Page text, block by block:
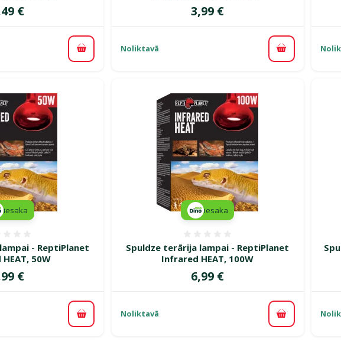
€
Pievienot grozam
Cena
3,99 €
Noliktavā Pievienot
- ReptiPlanet
50W
€
iesaka
Pievienot grozam
Spuldze terārija lampai - ReptiPlanet
Infrared HEAT, 100W
Cena
6,99 €
iesaka
Noliktavā Pievienot